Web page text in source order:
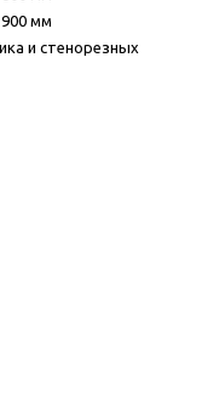
мм
и стенорезных